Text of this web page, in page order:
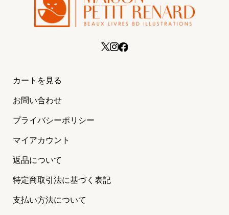
カートを見る
お問い合わせ
プライバシーポリシー
マイアカウント
返品について
特定商取引法に基づく表記
支払い方法について